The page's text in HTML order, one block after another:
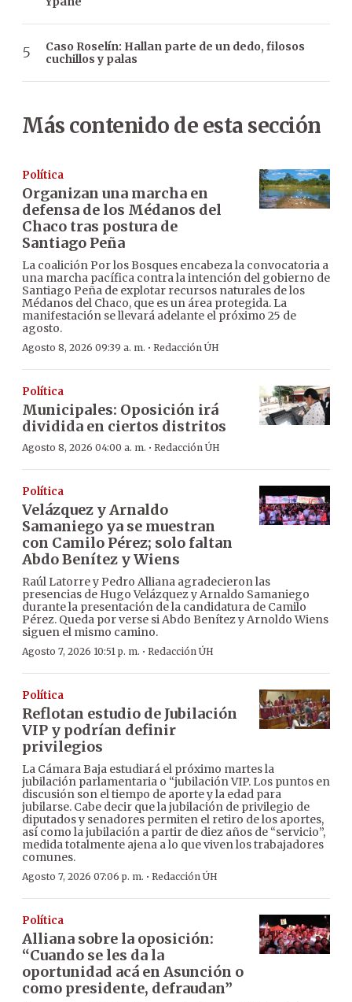
Caso Roselín: Hallan parte de un dedo, filosos
cuchillos y palas
Más contenido de esta sección
Política
Organizan una marcha en
defensa de los Médanos del
Chaco tras postura de
Santiago Peña
La coalición Por los Bosques encabeza la convocatoria a
una marcha pacífica contra la intención del gobierno de
Santiago Peña de explotar recursos naturales de los
Médanos del Chaco, que es un área protegida. La
manifestación se llevará adelante el próximo 25 de
agosto.
Agosto 8, 2026 09:39 a. m. · Redacción ÚH
Política
Municipales: Oposición irá
dividida en ciertos distritos
Agosto 8, 2026 04:00 a. m. · Redacción ÚH
Política
Velázquez y Arnaldo
Samaniego ya se muestran
con Camilo Pérez; solo faltan
Abdo Benítez y Wiens
Raúl Latorre y Pedro Alliana agradecieron las
presencias de Hugo Velázquez y Arnaldo Samaniego
durante la presentación de la candidatura de Camilo
Pérez. Queda por verse si Abdo Benítez y Arnoldo Wiens
siguen el mismo camino.
Agosto 7, 2026 10:51 p. m. · Redacción ÚH
Política
Reflotan estudio de Jubilación
VIP y podrían definir
privilegios
La Cámara Baja estudiará el próximo martes la
jubilación parlamentaria o “jubilación VIP. Los puntos en
discusión son el tiempo de aporte y la edad para
jubilarse. Cabe decir que la jubilación de privilegio de
diputados y senadores permiten el retiro de los aportes,
así como la jubilación a partir de diez años de “servicio”,
medida totalmente ajena a lo que viven los trabajadores
comunes.
Agosto 7, 2026 07:06 p. m. · Redacción ÚH
Política
Alliana sobre la oposición:
“Cuando se les da la
oportunidad acá en Asunción o
como presidente, defraudan”